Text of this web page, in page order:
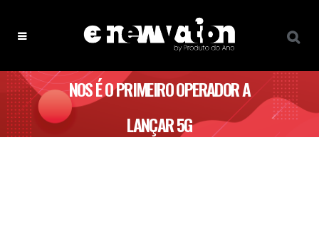
NOS É O PRIMEIRO OPERADOR A
LANÇAR 5G